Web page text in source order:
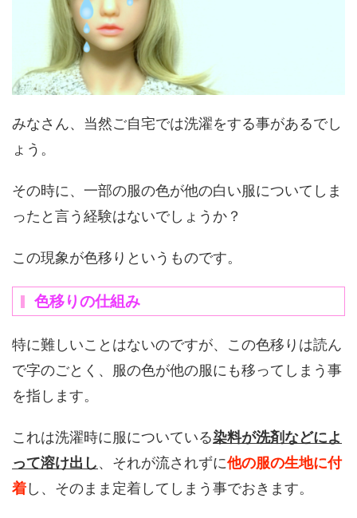
みなさん、当然ご自宅では洗濯をする事があるでし
ょう。
その時に、一部の服の色が他の白い服についてしま
ったと言う経験はないでしょうか？
この現象が色移りというものです。
色移りの仕組み
特に難しいことはないのですが、この色移りは読ん
で字のごとく、服の色が他の服にも移ってしまう事
を指します。
これは洗濯時に服についている染料が洗剤などによ
って溶け出し、それが流されずに他の服の生地に付
着し、そのまま定着してしまう事でおきます。